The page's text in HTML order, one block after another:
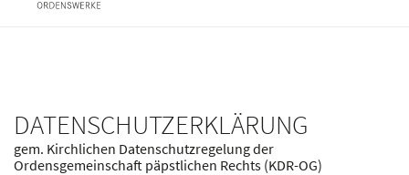
DATENSCHUTZERKLÄRUNG
gem. Kirchlichen Datenschutzregelung der
Ordensgemeinschaft päpstlichen Rechts (KDR-OG)